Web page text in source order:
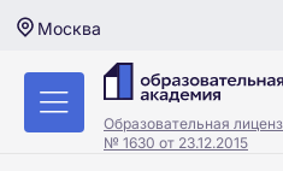
Москва
Образовательная
№ 1630 от 23.12.2015